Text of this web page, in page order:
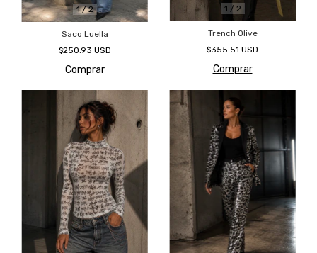
1/2
Saco Luella
$250.93 USD
Comprar
1 / 2
Trench Olive
$355.51 USD
Comprar